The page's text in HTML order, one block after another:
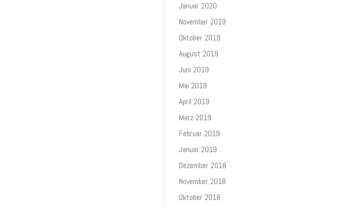
Januar 2020
November 2019
Oktober 2019
August 2019
Juni 2019
Mai 2019
April 2019
März 2019
Februar 2019
Januar 2019
Dezember 2018
November 2018
Oktober 2018